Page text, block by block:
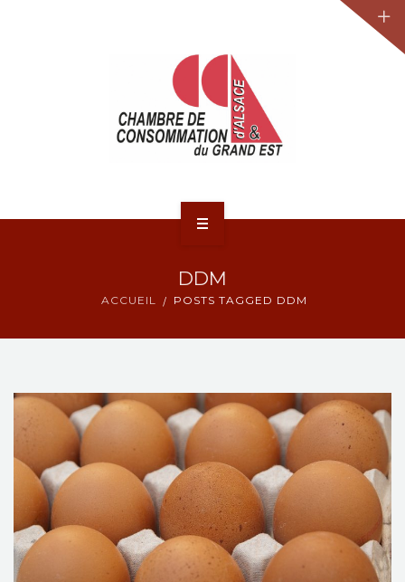
NOS ACTIONS
CONTACT
DDM
ACCUEIL POSTS TAGGED DDM